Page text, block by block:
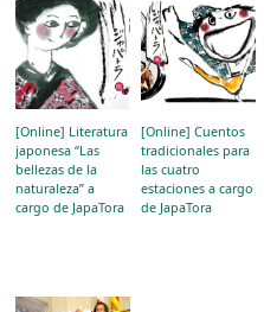
[Online] Literatura
japonesa “Las
bellezas de la
naturaleza” a
cargo de JapaTora
[Online] Cuentos
tradicionales para
las cuatro
estaciones a cargo
de JapaTora